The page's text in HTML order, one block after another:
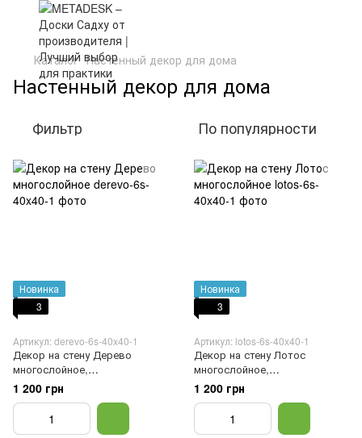
Каталог Настенный декор для дома
Настенный декор для дома
Фильтр По популярности
Новинка
3
Артикул: derevo-6s-40x40-1
Декор на стену Дерево
многослойное,
Різнокольоровий, 40х40
1 200 грн
Новинка
3
Артикул: lotos-6s-40x40-1
Декор на стену Лотос
многослойное,
Різнокольоровий
1 200 грн